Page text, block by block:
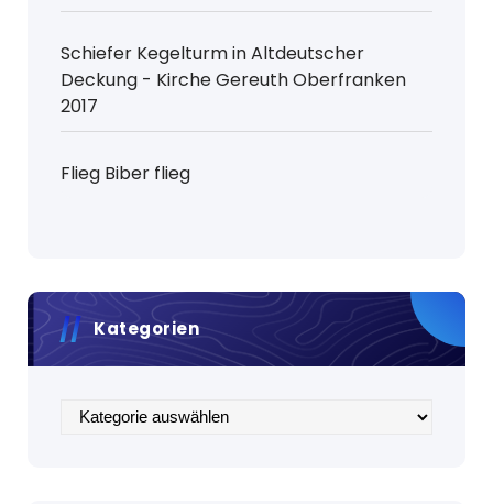
Schiefer Kegelturm in Altdeutscher
Deckung - Kirche Gereuth Oberfranken
2017
Flieg Biber flieg
Kategorien
Kategorien